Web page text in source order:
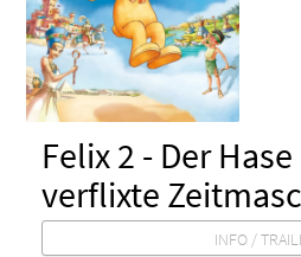
Felix 2 - Der
verflixte
INFO /
Animation / Familie / Zeichentrick